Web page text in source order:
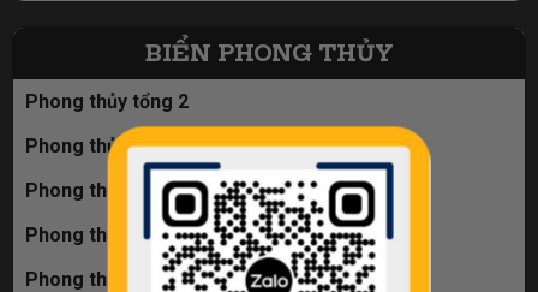
BIỂN PHONG THỦY
Phong thủy tổng 2
Phong thủy tổng 3
Phong thủy tổng 4
Phong thủy tổng 5
Phong thủy tổng 6